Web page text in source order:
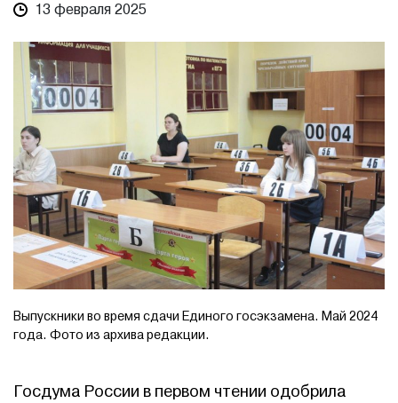
13 февраля 2025
Выпускники во время сдачи Единого госэкзамена. Май 2024
года. Фото из архива редакции.
Госдума России в первом чтении одобрила